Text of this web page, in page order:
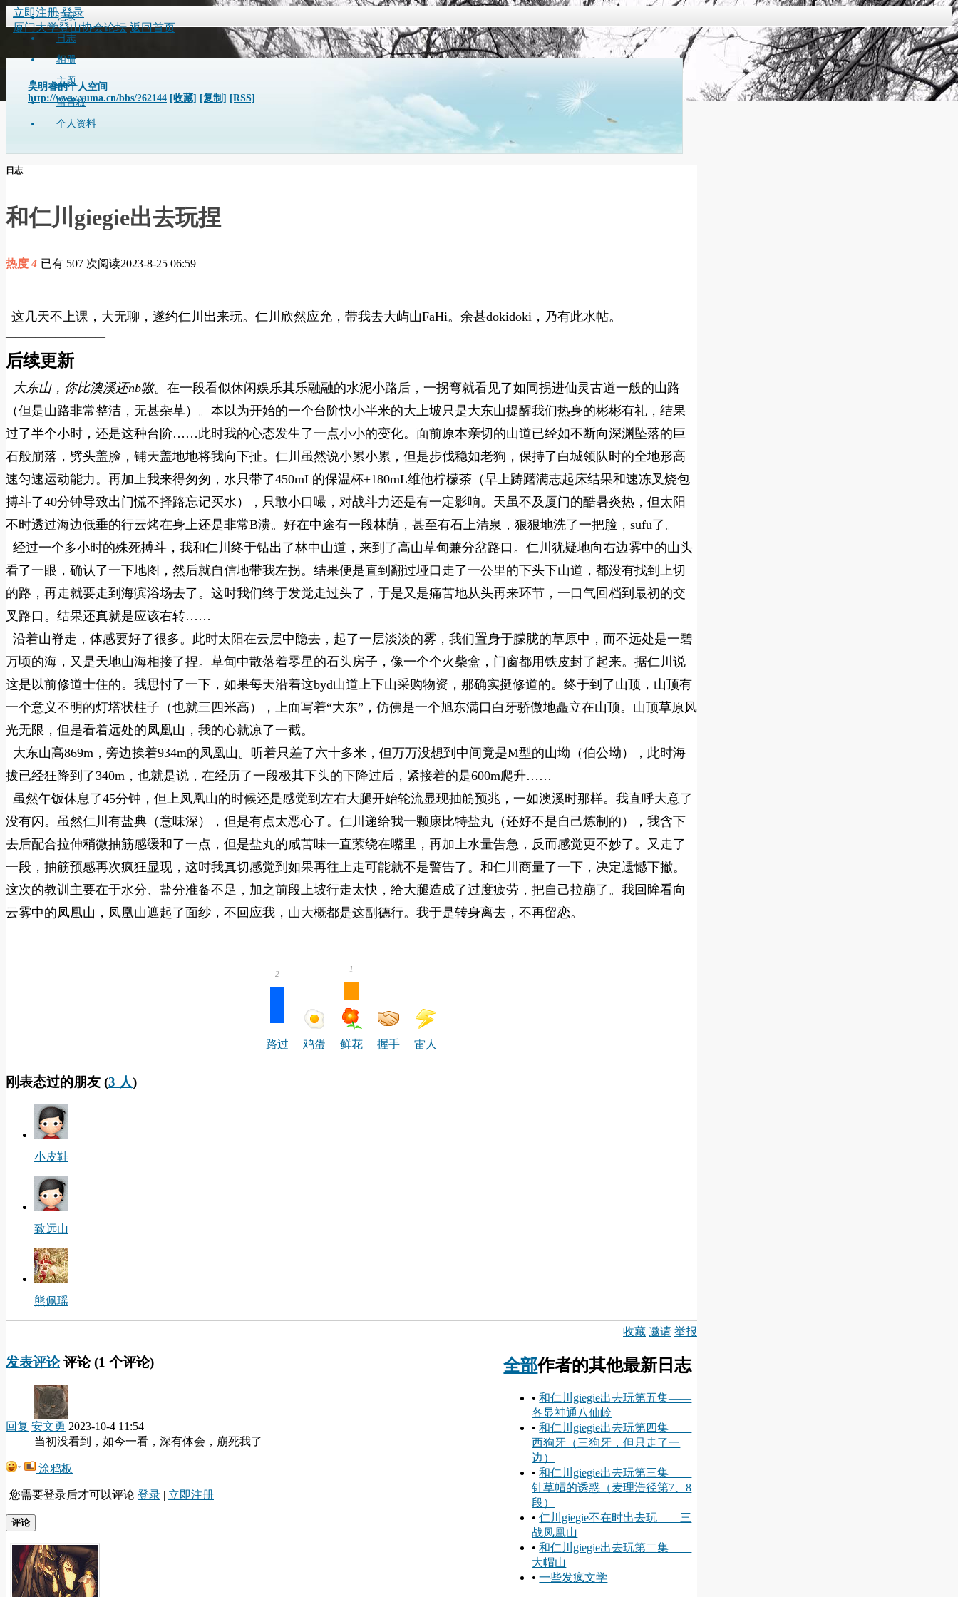
立即注册 登录
厦门大学登山协会论坛 返回首页
吴明睿的个人空间
http://www.xuma.cn/bbs/?62144 [收藏] [复制] [RSS]
记录
日志
相册
主题
留言板
个人资料
日志
和仁川giegie出去玩捏
热度 4 已有 507 次阅读2023-8-25 06:59
这几天不上课，大无聊，遂约仁川出来玩。仁川欣然应允，带我去大屿山FaHi。余甚dokidoki，乃有此水帖。
——————————
后续更新
大东山，你比澳溪还nb嗷。 在一段看似休闲娱乐其乐融融的水泥小路后，一拐弯就看见了如同拐进仙灵古道一般的山路
（但是山路非常整洁，无甚杂草）。本以为开始的一个台阶快小半米的大上坡只是大东山提醒我们热身的彬彬有礼，结果
过了半个小时，还是这种台阶……此时我的心态发生了一点小小的变化。面前原本亲切的山道已经如不断向深渊坠落的巨
石般崩落，劈头盖脸，铺天盖地地将我向下扯。仁川虽然说小累小累，但是步伐稳如老狗，保持了白城领队时的全地形高
速匀速运动能力。再加上我来得匆匆，水只带了450mL的保温杯+180mL维他柠檬茶（早上踌躇满志起床结果和速冻叉烧包
搏斗了40分钟导致出门慌不择路忘记买水），只敢小口嘬，对战斗力还是有一定影响。天虽不及厦门的酷暑炎热，但太阳
不时透过海边低垂的行云烤在身上还是非常B溃。好在中途有一段林荫，甚至有石上清泉，狠狠地洗了一把脸，sufu了。
经过一个多小时的殊死搏斗，我和仁川终于钻出了林中山道，来到了高山草甸兼分岔路口。仁川犹疑地向右边雾中的山头
看了一眼，确认了一下地图，然后就自信地带我左拐。结果便是直到翻过垭口走了一公里的下头下山道，都没有找到上切
的路，再走就要走到海滨浴场去了。这时我们终于发觉走过头了，于是又是痛苦地从头再来环节，一口气回档到最初的交
叉路口。结果还真就是应该右转……
沿着山脊走，体感要好了很多。此时太阳在云层中隐去，起了一层淡淡的雾，我们置身于朦胧的草原中，而不远处是一碧
万顷的海，又是天地山海相接了捏。草甸中散落着零星的石头房子，像一个个火柴盒，门窗都用铁皮封了起来。据仁川说
这是以前修道士住的。我思忖了一下，如果每天沿着这byd山道上下山采购物资，那确实挺修道的。终于到了山顶，山顶有
一个意义不明的灯塔状柱子（也就三四米高），上面写着“大东”，仿佛是一个旭东满口白牙骄傲地矗立在山顶。山顶草原风
光无限，但是看着远处的凤凰山，我的心就凉了一截。
大东山高869m，旁边挨着934m的凤凰山。听着只差了六十多米，但万万没想到中间竟是M型的山坳（伯公坳），此时海
拔已经狂降到了340m，也就是说，在经历了一段极其下头的下降过后，紧接着的是600m爬升……
虽然午饭休息了45分钟，但上凤凰山的时候还是感觉到左右大腿开始轮流显现抽筋预兆，一如澳溪时那样。我直呼大意了
没有闪。虽然仁川有盐典（意味深），但是有点太恶心了。仁川递给我一颗康比特盐丸（还好不是自己炼制的），我含下
去后配合拉伸稍微抽筋感缓和了一点，但是盐丸的咸苦味一直萦绕在嘴里，再加上水量告急，反而感觉更不妙了。又走了
一段，抽筋预感再次疯狂显现，这时我真切感觉到如果再往上走可能就不是警告了。和仁川商量了一下，决定遗憾下撤。
这次的教训主要在于水分、盐分准备不足，加之前段上坡行走太快，给大腿造成了过度疲劳，把自己拉崩了。我回眸看向
云雾中的凤凰山，凤凰山遮起了面纱，不回应我，山大概都是这副德行。我于是转身离去，不再留恋。
2
路过 鸡蛋
1
鲜花 握手 雷人
刚表态过的朋友 (3 人)
小皮鞋
致远山
熊佩瑶
收藏 邀请 举报
全部作者的其他最新日志
•和仁川giegie出去玩第五集——
各显神通八仙岭
•和仁川giegie出去玩第四集——
西狗牙（三狗牙，但只走了一
边）
•和仁川giegie出去玩第三集——
针草帽的诱惑（麦理浩径第7、8
段）
•仁川giegie不在时出去玩——三
战凤凰山
•和仁川giegie出去玩第二集——
大帽山
•一些发疯文学
发表评论评论 (1 个评论)
回复 安文勇 2023-10-4 11:54
当初没看到，如今一看，深有体会，崩死我了
涂鸦板
您需要登录后才可以评论 登录 | 立即注册
评论